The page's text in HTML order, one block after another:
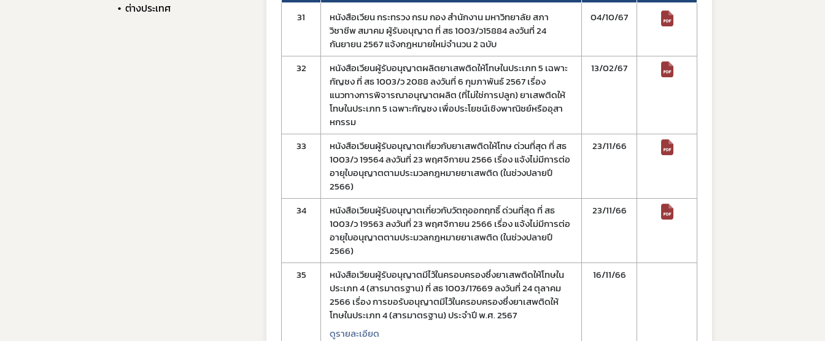
ต่างประเทศ
31
หนังสือเวียน กระทรวง กรม กอง สำนักงาน มหาวิทยาลัย สภา
วิชาชีพ สมาคม ผู้รับอนุญาต ที่ สธ 1003/ว15884 ลงวันที่ 24
กันยายน 2567 แจ้งกฎหมายใหม่จำนวน 2 ฉบับ
04/10/67
32
หนังสือเวียนผู้รับอนุญาตผลิตยาเสพติดให้โทษในประเภท 5 เฉพาะ
กัญชง ที่ สธ 1003/ว 2088 ลงวันที่ 6 กุมภาพันธ์ 2567 เรื่อง
แนวทางการพิจารณาอนุญาตผลิต (ที่ไม่ใช่การปลูก) ยาเสพติดให้
โทษในประเภท 5 เฉพาะกัญชง เพื่อประโยชน์เชิงพาณิชย์หรืออุสา
หกรรม
13/02/67
33
หนังสือเวียนผู้รับอนุญาตเกี่ยวกับยาเสพติดให้โทษ ด่วนที่สุด ที่ สธ
1003/ว 19564 ลงวันที่ 23 พฤศจิกายน 2566 เรื่อง แจ้งไม่มีการต่อ
อายุใบอนุญาตตามประมวลกฎหมายยาเสพติด (ในช่วงปลายปี
2566)
23/11/66
34
หนังสือเวียนผู้รับอนุญาตเกี่ยวกับวัตถุออกฤทธิ์ ด่วนที่สุด ที่ สธ
1003/ว 19563 ลงวันที่ 23 พฤศจิกายน 2566 เรื่อง แจ้งไม่มีการต่อ
อายุใบอนุญาตตามประมวลกฎหมายยาเสพติด (ในช่วงปลายปี
2566)
23/11/66
35
หนังสือเวียนผู้รับอนุญาตมีไว้ในครอบครองซึ่งยาเสพติดให้โทษใน
ประเภท 4 (สารมาตรฐาน) ที่ สธ 1003/17669 ลงวันที่ 24 ตุลาคม
2566 เรื่อง การขอรับอนุญาตมีไว้ในครอบครองซึ่งยาเสพติดให้
โทษในประเภท 4 (สารมาตรฐาน) ประจำปี พ.ศ. 2567
ดูรายละเอียด
16/11/66
Subscribe
เลือกหัวข้อที่ท่านต้องการ Subscribe
การขออนุญาต ข่าวประชาสัมพันธ์